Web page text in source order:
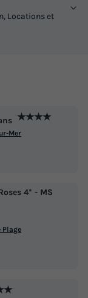
Locations et
★★★★
Mer
4* - MS
Plage